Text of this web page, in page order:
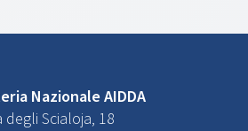
Nazionale AIDDA
degli Scialoja, 18